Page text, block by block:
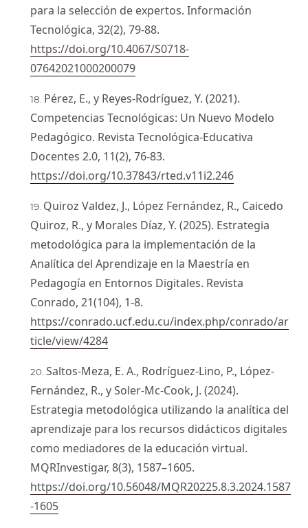
para la selección de expertos. Información
Tecnológica, 32(2), 79-88.
https://doi.org/10.4067/S0718-
07642021000200079
Pérez, E., y Reyes-Rodríguez, Y. (2021).
Competencias Tecnológicas: Un Nuevo Modelo
Pedagógico. Revista Tecnológica-Educativa
Docentes 2.0, 11(2), 76-83.
https://doi.org/10.37843/rted.v11i2.246
Quiroz Valdez, J., López Fernández, R., Caicedo
Quiroz, R., y Morales Díaz, Y. (2025). Estrategia
metodológica para la implementación de la
Analítica del Aprendizaje en la Maestría en
Pedagogía en Entornos Digitales. Revista
Conrado, 21(104), 1-8.
https://conrado.ucf.edu.cu/index.php/conrado/ar
ticle/view/4284
Saltos-Meza, E. A., Rodríguez-Lino, P., López-
Fernández, R., y Soler-Mc-Cook, J. (2024).
Estrategia metodológica utilizando la analítica del
aprendizaje para los recursos didácticos digitales
como mediadores de la educación virtual.
MQRInvestigar, 8(3), 1587–1605.
https://doi.org/10.56048/MQR20225.8.3.2024.1587
-1605